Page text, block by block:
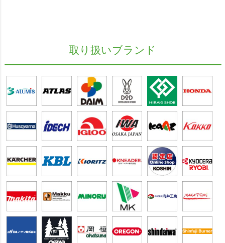
取り扱いブランド